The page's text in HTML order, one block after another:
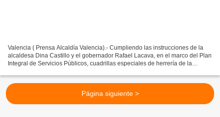
Valencia ( Prensa Alcaldía Valencia).- Cumpliendo las instrucciones de la
alcaldesa Dina Castillo y el gobernador Rafael Lacava, en el marco del Plan
Integral de Servicios Públicos, cuadrillas especiales de herrería de la
Página siguiente >